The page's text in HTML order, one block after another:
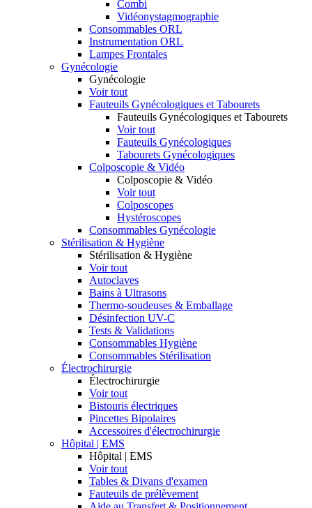
Combi
Vidéonystagmographie
Consommables ORL
Instrumentation ORL
Lampes Frontales
Gynécologie
Gynécologie
Voir tout
Fauteuils Gynécologiques et Tabourets
Fauteuils Gynécologiques et Tabourets
Voir tout
Fauteuils Gynécologiques
Tabourets Gynécologiques
Colposcopie & Vidéo
Colposcopie & Vidéo
Voir tout
Colposcopes
Hystéroscopes
Consommables Gynécologie
Stérilisation & Hygiène
Stérilisation & Hygiène
Voir tout
Autoclaves
Bains à Ultrasons
Thermo-soudeuses & Emballage
Désinfection UV-C
Tests & Validations
Consommables Hygiène
Consommables Stérilisation
Électrochirurgie
Électrochirurgie
Voir tout
Bistouris électriques
Pincettes Bipolaires
Accessoires d'électrochirurgie
Hôpital | EMS
Hôpital | EMS
Voir tout
Tables & Divans d'examen
Fauteuils de prélèvement